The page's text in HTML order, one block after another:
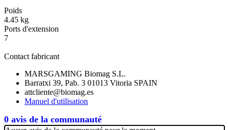
0 avis de la communauté
Poids
4.45 kg
Ports d'extension
7
Contact fabricant
MARSGAMING Biomag S.L.
Barratxi 39, Pab. 3 01013 Vitoria SPAIN
attcliente@biomag.es
Manuel d'utilisation